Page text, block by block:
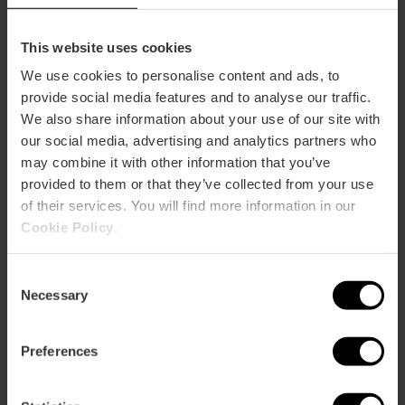
This website uses cookies
We use cookies to personalise content and ads, to
provide social media features and to analyse our traffic.
We also share information about your use of our site with
our social media, advertising and analytics partners who
may combine it with other information that you’ve
provided to them or that they’ve collected from your use
of their services. You will find more information in our
Cookie Policy
Selection
Necessary
Preferences
Av. de les Fires, s/n, Pobles de l'Oest, 46035
València, España